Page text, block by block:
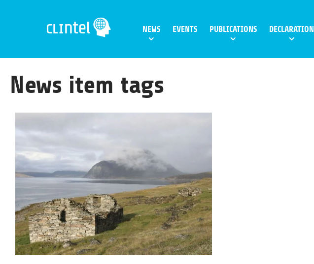
NEWS EVENTS PUBLICATIONS DECLARATION
News item tags